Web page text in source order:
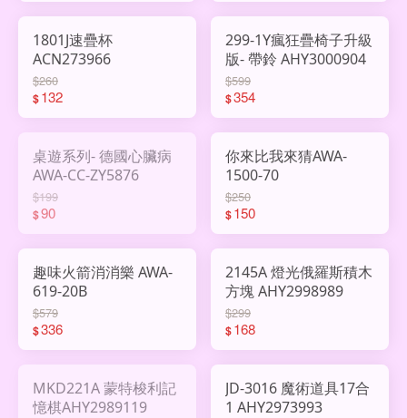
1801J速疊杯
ACN273966
$260
$132
299-1Y瘋狂疊椅子升級
版- 帶鈴 AHY3000904
$599
$354
桌遊系列- 德國心臟病
AWA-CC-ZY5876
$199
$90
你來比我來猜AWA-
1500-70
$250
$150
趣味火箭消消樂 AWA-
619-20B
$579
$336
2145A 燈光俄羅斯積木
方塊 AHY2998989
$299
$168
MKD221A 蒙特梭利記
憶棋AHY2989119
JD-3016 魔術道具17合
1 AHY2973993